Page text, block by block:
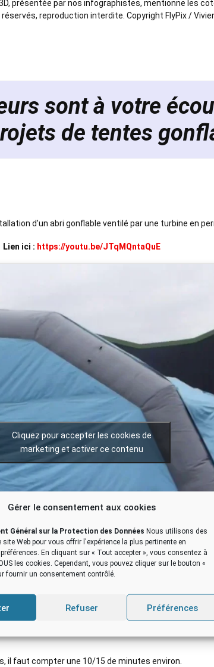
Gérer le consentement aux cookies
Général sur la Protection des Données Nous utilisons des
Web pour vous offrir l'expérience la plus pertinente en
En cliquant sur « Tout accepter », vous consentez à
les cookies. Cependant, vous pouvez cliquer sur le bouton «
fournir un consentement contrôlé.
Refuser Préférences
présentée par nos infographistes, mentionne les
reproduction interdite. Copyright FlyPix / Vivien
sont à votre
de tentes
d’un abri gonflable ventilé par une turbine en
Lien ici : https://youtu.be/JTqMQntaQuE
Cliquez pour accepter les cookies de
marketing et activer ce contenu
il faut compter une 10/15 de minutes environ.